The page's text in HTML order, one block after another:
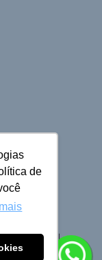
de
do Sul